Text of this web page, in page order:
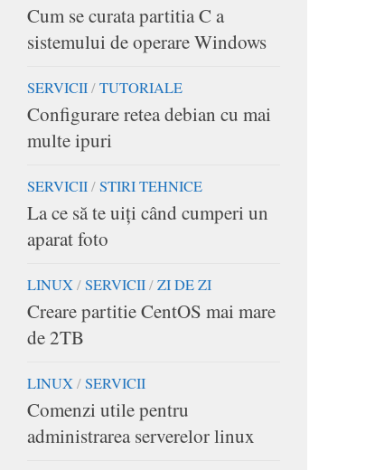
Cum se curata partitia C a
sistemului de operare Windows
SERVICII/TUTORIALE
Configurare retea debian cu mai
multe ipuri
SERVICII/STIRI TEHNICE
La ce să te uiţi când cumperi un
aparat foto
LINUX/SERVICII/ZI DE ZI
Creare partitie CentOS mai mare
de 2TB
LINUX/SERVICII
Comenzi utile pentru
administrarea serverelor linux